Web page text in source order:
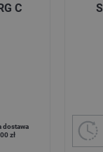
C
dostawa
zł